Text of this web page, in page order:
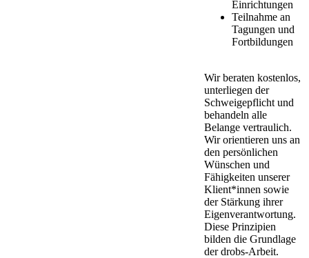
Einrichtungen
Teilnahme an
Tagungen und
Fortbildungen
Wir beraten kostenlos,
unterliegen der
Schweigepflicht und
behandeln alle
Belange vertraulich.
Wir orientieren uns an
den persönlichen
Wünschen und
Fähigkeiten unserer
Klient*innen sowie
der Stärkung ihrer
Eigenverantwortung.
Diese Prinzipien
bilden die Grundlage
der drobs-Arbeit.